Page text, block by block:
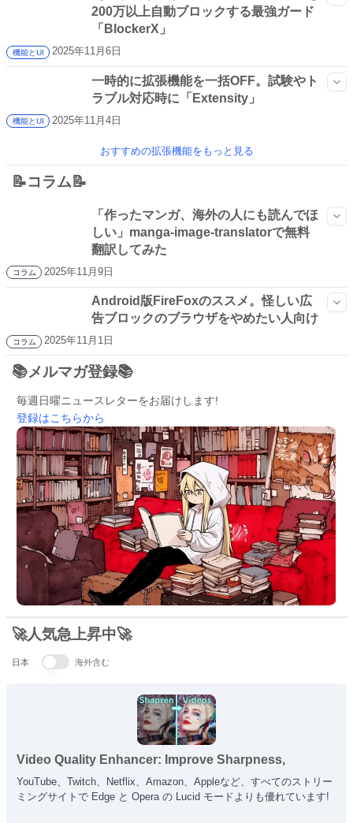
200万以上自動ブロックする最強ガード
「BlockerX」
機能とUI 2025年11月6日
一時的に拡張機能を一括OFF。試験やト
ラブル対応時に「Extensity」
機能とUI 2025年11月4日
おすすめの拡張機能をもっと見る
📝コラム📝
「作ったマンガ、海外の人にも読んでほ
しい」manga-image-translatorで無料
翻訳してみた
コラム 2025年11月9日
Android版FireFoxのススメ。怪しい広
告ブロックのブラウザをやめたい人向け
コラム 2025年11月1日
📚メルマガ登録📚
毎週日曜ニュースレターをお届けします!
登録はこちらから
🚀人気急上昇中🚀
日本 海外含む
Video Quality Enhancer: Improve Sharpness,
Lighting, Gamma and Saturation
YouTube、Twitch、Netflix、Amazon、Appleなど、すべてのストリー
ミングサイトで Edge と Opera の Lucid モードよりも優れています!